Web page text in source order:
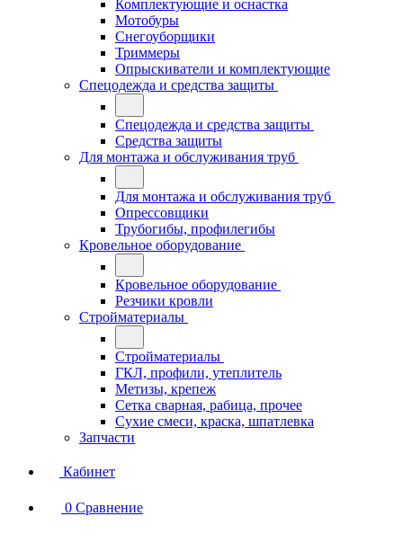
Комплектующие и оснастка
Мотобуры
Снегоуборщики
Триммеры
Опрыскиватели и комплектующие
Спецодежда и средства защиты
Спецодежда и средства защиты
Средства защиты
Для монтажа и обслуживания труб
Для монтажа и обслуживания труб
Опрессовщики
Трубогибы, профилегибы
Кровельное оборудование
Кровельное оборудование
Резчики кровли
Стройматериалы
Стройматериалы
ГКЛ, профили, утеплитель
Метизы, крепеж
Сетка сварная, рабица, прочее
Сухие смеси, краска, шпатлевка
Запчасти
Кабинет
0 Сравнение